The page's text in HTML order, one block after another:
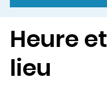
Heure et
lieu